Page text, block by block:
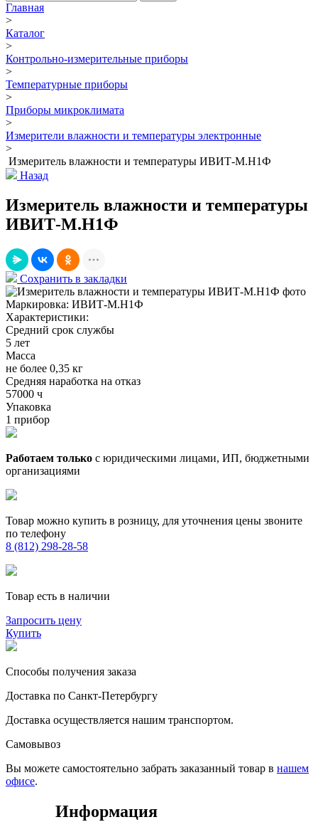
Главная
>
Каталог
>
Контрольно-измерительные приборы
>
Температурные приборы
>
Приборы микроклимата
>
Измерители влажности и температуры электронные
>
Измеритель влажности и температуры ИВИТ-М.Н1Ф
Назад
Измеритель влажности и температуры
ИВИТ-М.Н1Ф
Сохранить в закладки
Маркировка: ИВИТ-М.Н1Ф
Характеристики:
Средний срок службы
5 лет
Масса
не более 0,35 кг
Средняя наработка на отказ
57000 ч
Упаковка
1 прибор
Работаем только с юридическими лицами, ИП, бюджетными
организациями
Товар можно купить в розницу, для уточнения цены звоните
по телефону
8 (812) 298-28-58
Товар есть в наличии
Запросить цену
Купить
Способы получения заказа
Доставка по Санкт-Петербургу
Доставка осуществляется нашим транспортом.
Самовывоз
Вы можете самостоятельно забрать заказанный товар в нашем
офисе.
Информация